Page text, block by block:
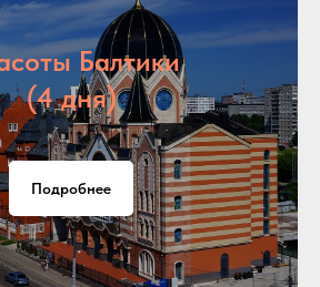
Балтики
(4 дня)
Подробнее